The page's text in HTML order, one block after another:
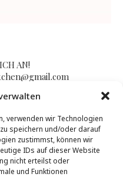
verwenden wir Technologien
speichern und/oder darauf
zustimmst, können wir
IDs auf dieser Website
nicht erteilst oder
und Funktionen
AN!